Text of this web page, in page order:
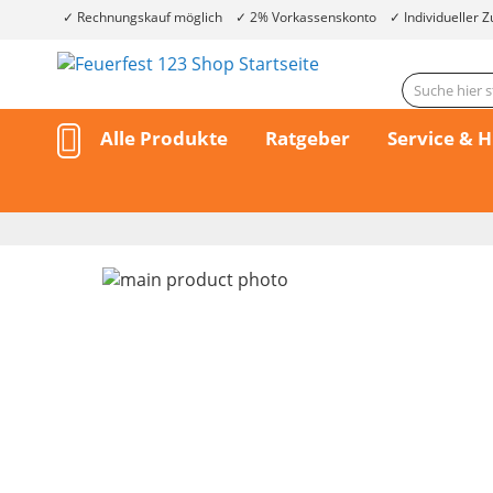
Rechnungskauf möglich 2% Vorkassenskonto Individueller
Alle Produkte Ratgeber Service &
Skip